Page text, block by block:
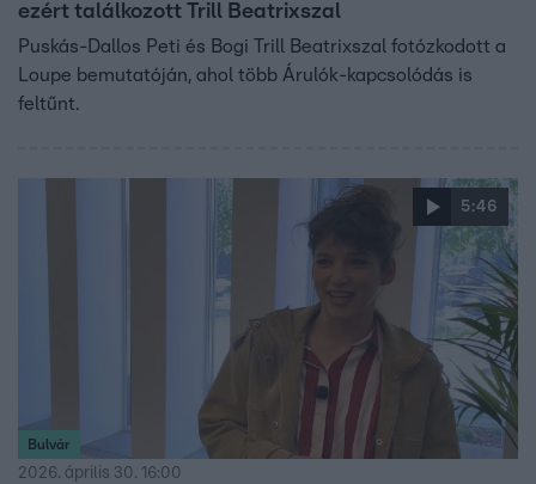
ezért találkozott Trill Beatrixszal
Puskás-Dallos Peti és Bogi Trill Beatrixszal fotózkodott a
Loupe bemutatóján, ahol több Árulók-kapcsolódás is
feltűnt.
5:46
Bulvár
2026. április 30. 16:00